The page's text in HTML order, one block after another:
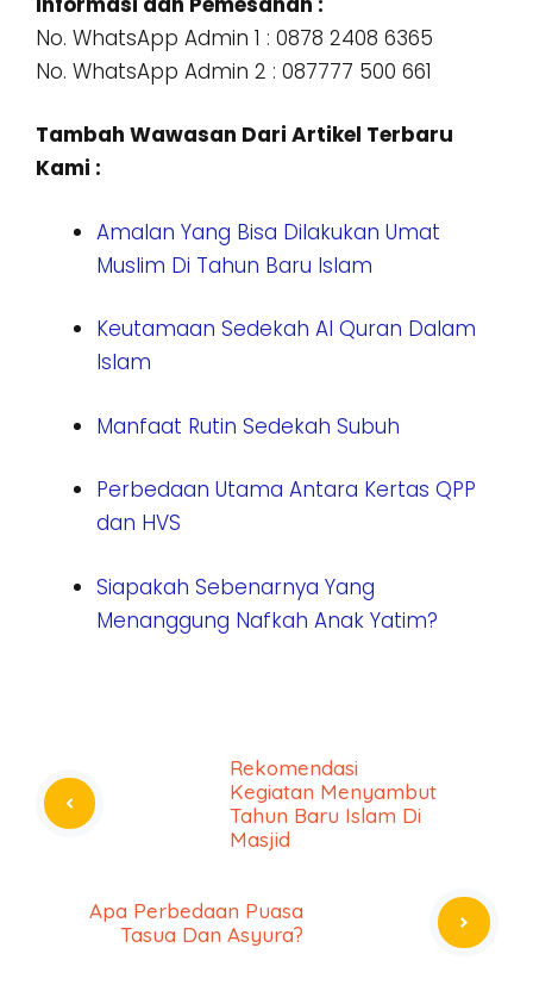
No. WhatsApp Admin 1 : 0878 2408 6365
No. WhatsApp Admin 2 : 087777 500 661
Tambah Wawasan Dari Artikel Terbaru
Kami :
Amalan Yang Bisa Dilakukan Umat
Muslim Di Tahun Baru Islam
Keutamaan Sedekah Al Quran Dalam
Islam
Manfaat Rutin Sedekah Subuh
Perbedaan Utama Antara Kertas QPP
dan HVS
Siapakah Sebenarnya Yang
Menanggung Nafkah Anak Yatim?
Rekomendasi
Kegiatan Menyambut
Tahun Baru Islam Di
Masjid
Apa Perbedaan Puasa
Tasua Dan Asyura?